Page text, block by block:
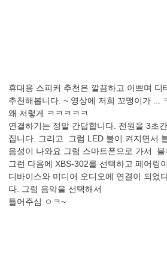
휴대용 스피커 추천은 깔끔하고 이쁘며 디
추천해봅니다. ~ 영상에 저희 꼬맹이가 ...
왜 저렇게 ㅋㅋㅋㅋㅋ
연결하기는 정말 간답합니다. 전원을 3초
집니다. 그리고 그럼 LED 불이 켜지면서
음성이 나와요 그럼 스마트폰으로 가서
그런 다음에 XBS-302를 선택하고 페어링
디바이스와 미디어 오디오에 연결이 되었
다. 그럼 음악을 선택해서
틀어주심 ㅇㅋ~